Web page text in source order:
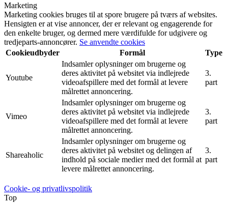
Marketing
Marketing cookies bruges til at spore brugere på tværs af websites.
Hensigten er at vise annoncer, der er relevant og engagerende for
den enkelte bruger, og dermed mere værdifulde for udgivere og
tredjeparts-annoncører. Se anvendte cookies
Cookieudbyder
Formål Type
Youtube
Indsamler oplysninger om brugerne og
deres aktivitet på websitet via indlejrede
videoafspillere med det formål at levere
målrettet annoncering.
3.
part
Vimeo
Indsamler oplysninger om brugerne og
deres aktivitet på websitet via indlejrede
videoafspillere med det formål at levere
målrettet annoncering.
3.
part
Shareaholic
Indsamler oplysninger om brugerne og
deres aktivitet på websitet og delingen af
indhold på sociale medier med det formål at
levere målrettet annoncering.
3.
part
Cookie- og privatlivspolitik
Top